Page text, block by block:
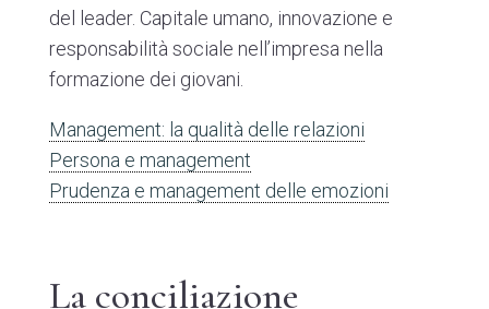
del leader. Capitale umano, innovazione e
responsabilità sociale nell’impresa nella
formazione dei giovani.
Management: la qualità delle relazioni
Persona e management
Prudenza e management delle emozioni
La conciliazione